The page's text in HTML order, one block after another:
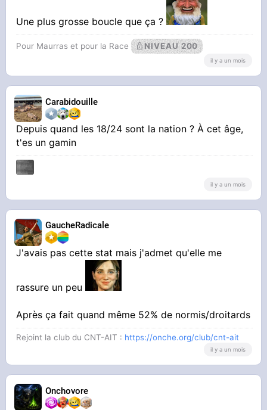
Une plus grosse boucle que ça ?
Pour Maurras et pour la Race NIVEAU 200
il y a un mois
Carabidouille
Depuis quand les 18/24 sont la nation ? À cet âge,
t'es un gamin
il y a un mois
GaucheRadicale
J'avais pas cette stat mais j'admet qu'elle me
rassure un peu
Après ça fait quand même 52% de normis/droitards
Rejoint la club du CNT-AIT : https://onche.org/club/cnt-ait
il y a un mois
Onchovore